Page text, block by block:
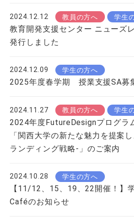
2024.12.12 教員の方へ 学生
教育開発支援センター ニューズ
発行しました
2024.12.09 学生の方へ
2025年度春学期 授業支援SA募
2024.11.27 教員の方へ 学生
2024年度FutureDesignプログラ
「関西大学の新たな魅力を提案
ランディング戦略‐」のご案内
2024.10.28 学生の方へ
【11/12、15、19、22開催！】
Caféのお知らせ